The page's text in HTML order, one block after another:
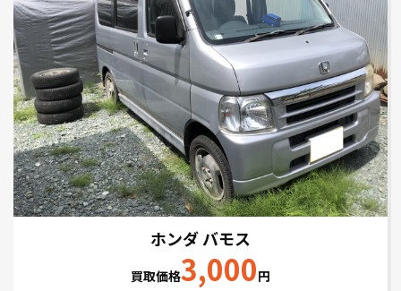
ホンダ バモス
買取価格3,000円